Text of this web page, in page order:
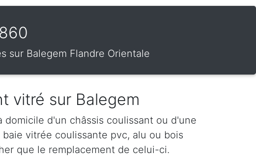
sur Balegem Flandre Orientale
vitré sur Balegem
domicile d'un châssis coulissant ou d'une
vitrée coulissante pvc, alu ou bois
que le remplacement de celui-ci.